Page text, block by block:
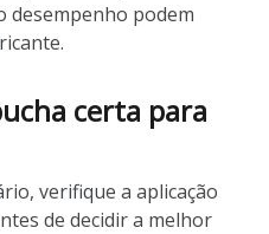
desempenho podem
certa para
verifique a aplicação
de decidir a melhor